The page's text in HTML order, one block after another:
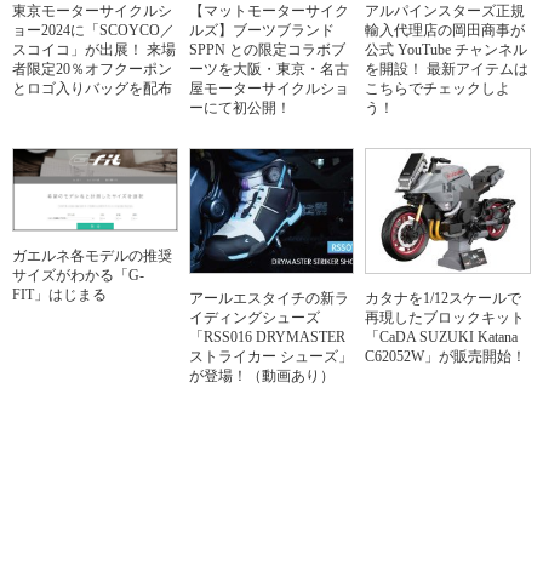
東京モーターサイクルシ
ョー2024に「SCOYCO／
スコイコ」が出展！ 来場
者限定20％オフクーポン
とロゴ入りバッグを配布
【マットモーターサイク
ルズ】ブーツブランド
SPPN との限定コラボブ
ーツを大阪・東京・名古
屋モーターサイクルショ
ーにて初公開！
アルパインスターズ正規
輸入代理店の岡田商事が
公式 YouTube チャンネル
を開設！ 最新アイテムは
こちらでチェックしよ
う！
ガエルネ各モデルの推奨
サイズがわかる「G-
FIT」はじまる
アールエスタイチの新ラ
イディングシューズ
「RSS016 DRYMASTER
ストライカー シューズ」
が登場！（動画あり）
カタナを1/12スケールで
再現したブロックキット
「CaDA SUZUKI Katana
C62052W」が販売開始！